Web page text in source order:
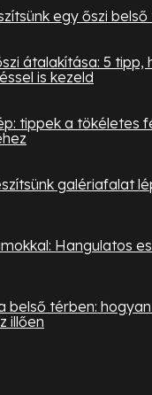
egy őszi
átalakítása: 5 tipp,
is kezeld
tippek a tökéletes
galériafalat
Hangulatos
belső térben:
illően